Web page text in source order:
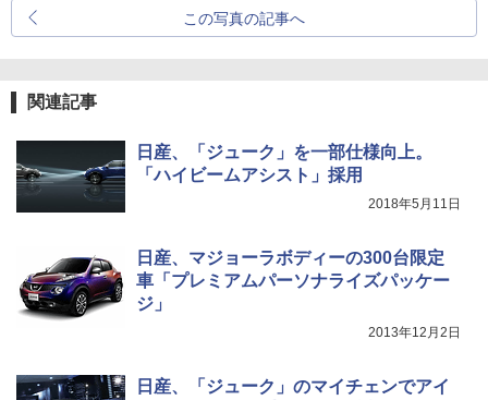
この写真の記事へ
関連記事
日産、「ジューク」を一部仕様向上。
「ハイビームアシスト」採用
2018年5月11日
日産、マジョーラボディーの300台限定
車「プレミアムパーソナライズパッケー
ジ」
2013年12月2日
日産、「ジューク」のマイチェンでアイ